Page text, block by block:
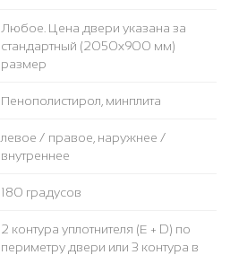
Любое. Цена двери указана за
стандартный (2050x900 мм)
размер
Пенополистирол, минплита
левое / правое, наружнее /
внутреннее
180 градусов
2 контура уплотнителя (Е + D) по
периметру двери или 3 контура в